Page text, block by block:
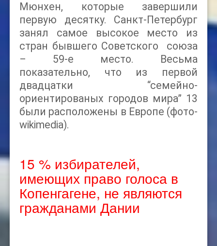
Мюнхен, которые завершили
первую десятку. Санкт-Петербург
занял самое высокое место из
стран бывшего Советского союза
– 59-е место. Весьма
показательно, что из первой
двадцатки “семейно-
ориентированых городов мира” 13
были расположены в Европе (фото-
wikimedia).
15 % избирателей,
имеющих право голоса в
Копенгагене, не являются
гражданами Дании